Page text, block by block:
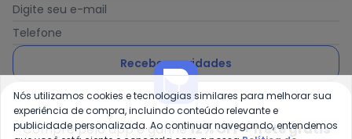
Digite seu e-mail
Telefone
Receber novidades
Ao enviar o cadastro, você concorda com a nossa Política
de Privacidade
Compre pelo app e ganhe12% OFF + frete grátis
Nós utilizamos cookies e tecnologias similares para melhorar sua
experiência de compra, incluindo conteúdo relevante e
publicidade personalizada. Ao continuar navegando, entendemos